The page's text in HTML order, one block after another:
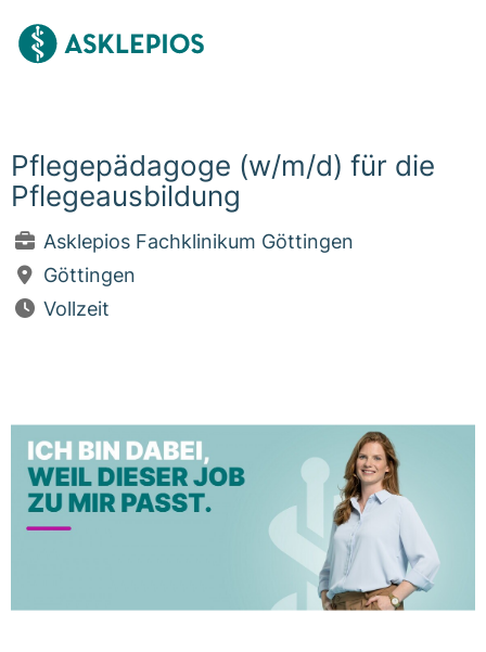
Pflegepädagoge (w/m/d) für die
Pflegeausbildung
Asklepios Fachklinikum Göttingen
Göttingen
Vollzeit